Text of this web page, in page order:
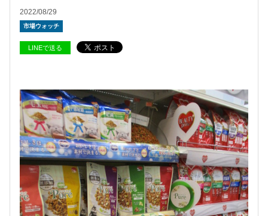
2022/08/29
市場ウォッチ
LINEで送る